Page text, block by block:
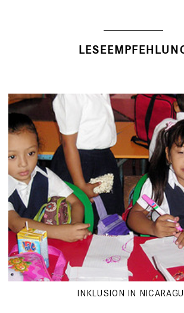
INKLUSION IN